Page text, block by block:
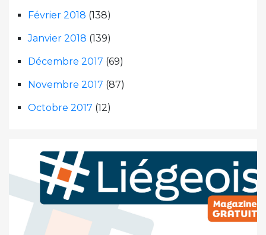
Février 2018 (138)
Janvier 2018 (139)
Décembre 2017 (69)
Novembre 2017 (87)
Octobre 2017 (12)